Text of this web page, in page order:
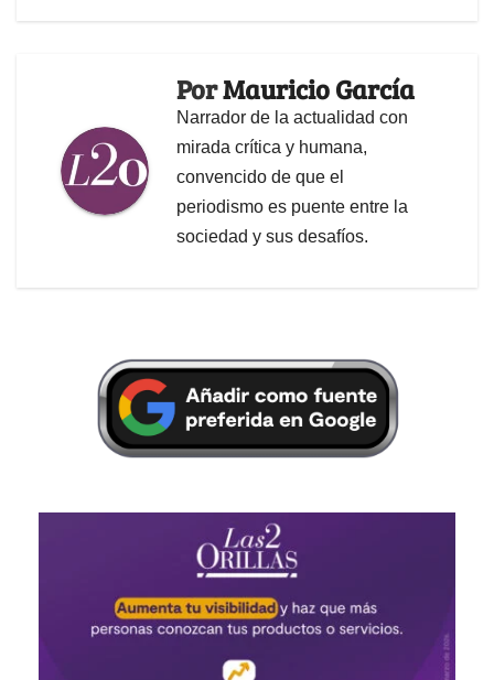
PorMauricio García
Narrador de la actualidad con
mirada crítica y humana,
convencido de que el
periodismo es puente entre la
sociedad y sus desafíos.